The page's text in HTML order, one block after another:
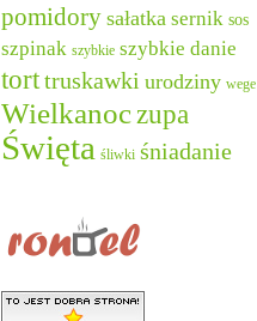
pomidory sałatka sernik sos
szpinak szybkie szybkie danie
torttruskawki urodziny wege
Wielkanoczupa
Święta śliwki śniadanie